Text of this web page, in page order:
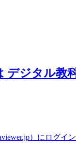
デジタル教
）にログイ